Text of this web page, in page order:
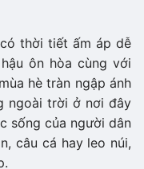
thời tiết ấm áp dễ
ôn hòa cùng với
hè tràn ngập ánh
ngoài trời ở nơi đây
sống của người dân
câu cá hay leo núi,